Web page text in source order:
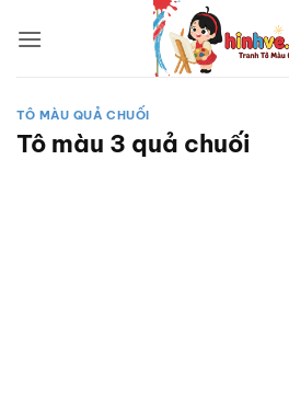
qua
TÔ MÀU QUẢ CHUỐI
Tô màu 3 quả chuối